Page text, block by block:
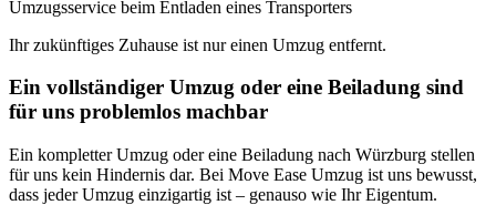
Umzugsservice beim Entladen eines Transporters
Ihr zukünftiges Zuhause ist nur einen Umzug entfernt.
Ein vollständiger Umzug oder eine Beiladung sind
für uns problemlos machbar
Ein kompletter Umzug oder eine Beiladung nach Würzburg stellen
für uns kein Hindernis dar. Bei Move Ease Umzug ist uns bewusst,
dass jeder Umzug einzigartig ist – genauso wie Ihr Eigentum.